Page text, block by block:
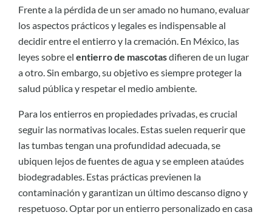
Frente a la pérdida de un ser amado no humano, evaluar
los aspectos prácticos y legales es indispensable al
decidir entre el entierro y la cremación. En México, las
leyes sobre el entierro de mascotasdifieren de un lugar
a otro. Sin embargo, su objetivo es siempre proteger la
salud pública y respetar el medio ambiente.
Para los entierros en propiedades privadas, es crucial
seguir las normativas locales. Estas suelen requerir que
las tumbas tengan una profundidad adecuada, se
ubiquen lejos de fuentes de agua y se empleen ataúdes
biodegradables. Estas prácticas previenen la
contaminación y garantizan un último descanso digno y
respetuoso. Optar por un entierro personalizado en casa